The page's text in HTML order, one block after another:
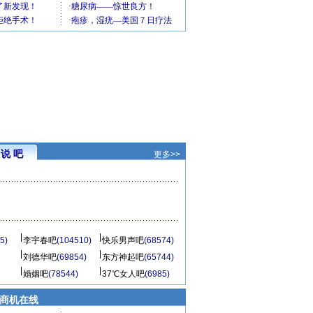
说 吧 更多>>
李宇春吧(104510) 快乐男声吧(68574)
刘德华吧(69854) 东方神起吧(65744)
婚姻吧(78544) 37℃女人吧(6985)
商机在线